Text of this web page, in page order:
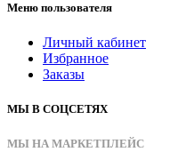
Меню пользователя
Личный кабинет
Избранное
Заказы
МЫ В СОЦСЕТЯХ
МЫ НА МАРКЕТПЛЕЙС